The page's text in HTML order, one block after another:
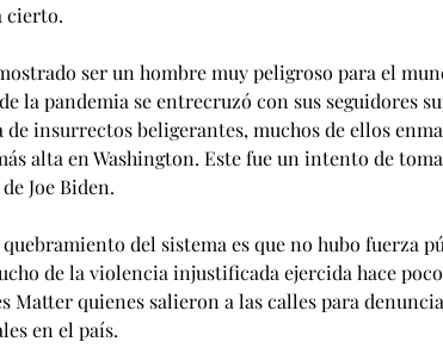
cierto.
ser un hombre muy peligroso para el
la pandemia se entrecruzó con sus seguidores
insurrectos beligerantes, muchos de ellos
alta en Washington. Este fue un intento de
Joe Biden.
del sistema es que no hubo fuerza
de la violencia injustificada ejercida hace
Matter quienes salieron a las calles para
en el país.